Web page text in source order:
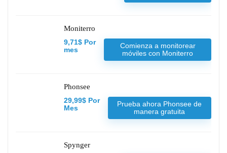
Moniterro
9,71$ Por
mes
Comienza a monitorear
móviles con Moniterro
Phonsee
29,99$ Por
Mes
Prueba ahora Phonsee de
manera gratuita
Spynger